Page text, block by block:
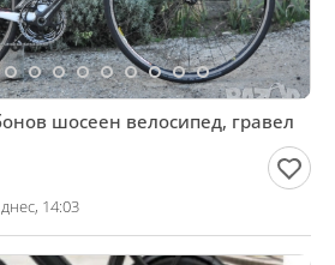
шосеен велосипед, гравел
14:03